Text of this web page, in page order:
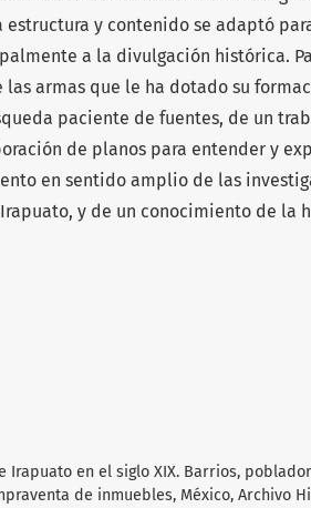
y contenido se adaptó
a la divulgación histórica.
armas que le ha dotado su
paciente de fuentes, de un
de planos para entender y
en sentido amplio de las
y de un conocimiento de la
Irapuato en el siglo XIX. Barrios,
de inmuebles, México, Archivo